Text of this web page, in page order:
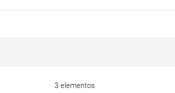
3 elementos